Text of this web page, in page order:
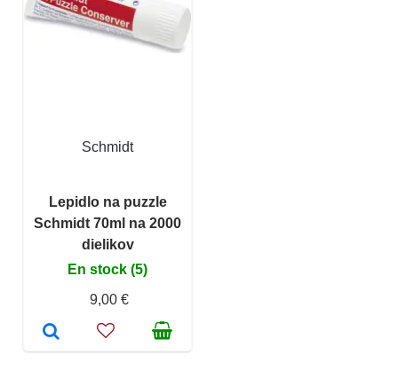
Schmidt
Lepidlo na puzzle
Schmidt 70ml na 2000
dielikov
En stock (5)
9,00 €